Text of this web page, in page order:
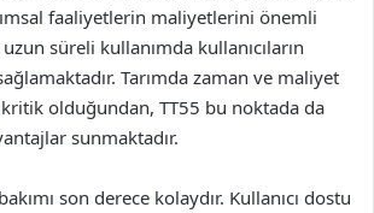
faaliyetlerin maliyetlerini önemli
süreli kullanımda kullanıcıların
Tarımda zaman ve maliyet
olduğundan, TT55 bu noktada da
sunmaktadır.
son derece kolaydır. Kullanıcı dostu